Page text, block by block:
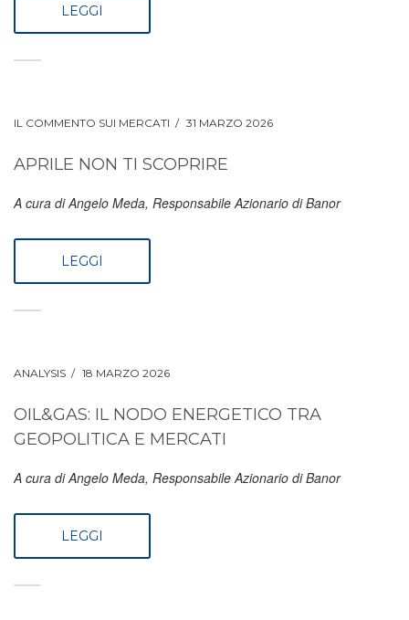
LEGGI
IL COMMENTO SUI MERCATI 31 MARZO 2026
APRILE NON TI SCOPRIRE
A cura di Angelo Meda, Responsabile Azionario di Banor
LEGGI
ANALYSIS 18 MARZO 2026
OIL&GAS: IL NODO ENERGETICO TRA
GEOPOLITICA E MERCATI
A cura di Angelo Meda, Responsabile Azionario di Banor
LEGGI